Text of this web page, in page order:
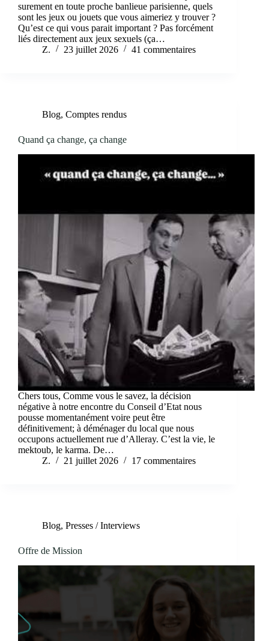
surement en toute proche banlieue parisienne, quels
sont les jeux ou jouets que vous aimeriez y trouver ?
Qu’est ce qui vous parait important ? Pas forcément
liés directement aux jeux sexuels (ça…
Z.
23 juillet 2026 41 commentaires
Blog, Comptes rendus
Quand ça change, ça change
Chers tous, Comme vous le savez, la décision
négative à notre encontre du Conseil d’Etat nous
pousse momentanément voire peut être
définitivement; à déménager du local que nous
occupons actuellement rue d’Alleray. C’est la vie, le
mektoub, le karma. De…
Z.
21 juillet 2026 17 commentaires
Blog, Presses / Interviews
Offre de Mission